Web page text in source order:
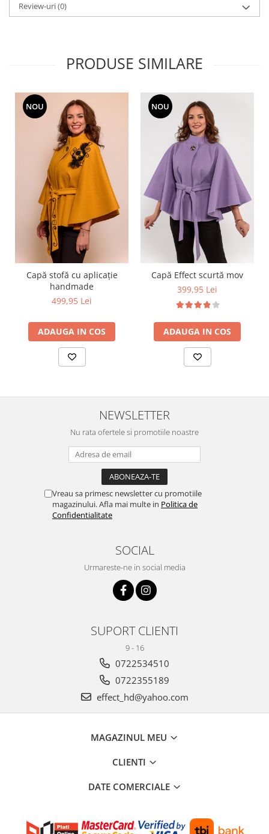
Review-uri(0)
PRODUSE SIMILARE
NOU
Capă stofă cu aplicație
handmade
499,95 Lei
ADAUGA IN COS
NOU
Capă Effect scurtă mov
399,95 Lei
ADAUGA IN COS
NEWSLETTER
Nu rata ofertele si promotiile noastre
Vreau sa primesc newsletter cu promotiile
magazinului. Afla mai multe in Politica de
Confidentialitate
SOCIAL
Urmareste-ne in social media
SUPORT CLIENTI
9 - 16
0722534510
0722355189
effect_hd@yahoo.com
MAGAZINUL MEU
CLIENTI
DATE COMERCIALE